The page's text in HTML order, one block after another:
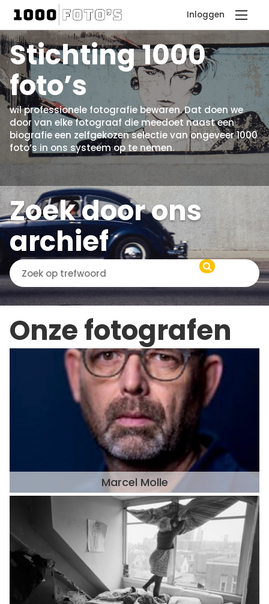
Inloggen
Stichting 1000
foto’s
wil professionele fotografie bewaren. Dat doen we
door van elke fotograaf die meedoet naast een
biografie een zelfgekozen selectie van ongeveer 1000
foto’s in ons systeem op te nemen.
Zoek door ons
archief
Onze fotografen
Marcel Molle